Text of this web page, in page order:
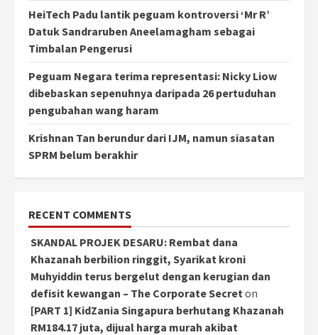
HeiTech Padu lantik peguam kontroversi ‘Mr R’
Datuk Sandraruben Aneelamagham sebagai
Timbalan Pengerusi
Peguam Negara terima representasi: Nicky Liow
dibebaskan sepenuhnya daripada 26 pertuduhan
pengubahan wang haram
Krishnan Tan berundur dari IJM, namun siasatan
SPRM belum berakhir
RECENT COMMENTS
SKANDAL PROJEK DESARU: Rembat dana
Khazanah berbilion ringgit, Syarikat kroni
Muhyiddin terus bergelut dengan kerugian dan
defisit kewangan – The Corporate Secret on
[PART 1] KidZania Singapura berhutang Khazanah
RM184.17 juta, dijual harga murah akibat